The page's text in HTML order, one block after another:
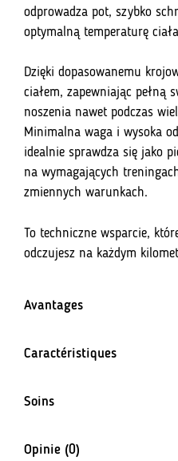
odprowadza pot, szybko
optymalną temperaturę
Dzięki dopasowanemu
ciałem, zapewniając pełną
noszenia nawet podczas
Minimalna waga i wysoka
idealnie sprawdza się jako
na wymagających
zmiennych warunkach.
To techniczne wsparcie,
odczujesz na każdym
Avantages
Matériel de séchage
Caractéristiques
Soins
Opinie (0)